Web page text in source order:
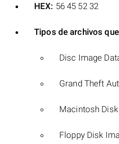
HEX: 56 45 52 32
Tipos de archivos
Disc Image
Grand Theft
Macintosh
Floppy Disk